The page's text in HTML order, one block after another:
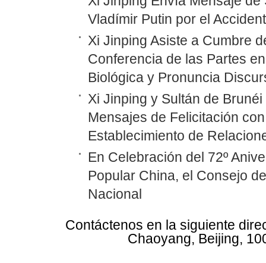
Vladímir Putin por el
Xi Jinping Asiste a Cumbre
Conferencia de las Partes
Biológica y Pronuncia
Xi Jinping y Sultán de
Mensajes de Felicitación
Establecimiento de
En Celebración del 72º
Popular China, el Consejo
Nacional
Contáctenos en la siguiente
Chaoyang, Beijing,